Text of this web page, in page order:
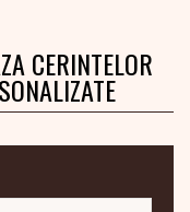
CERINTELOR